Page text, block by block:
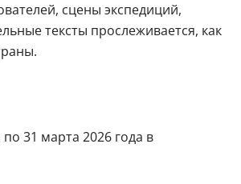
сцены экспедиций,
тексты прослеживается, как
31 марта 2026 года в